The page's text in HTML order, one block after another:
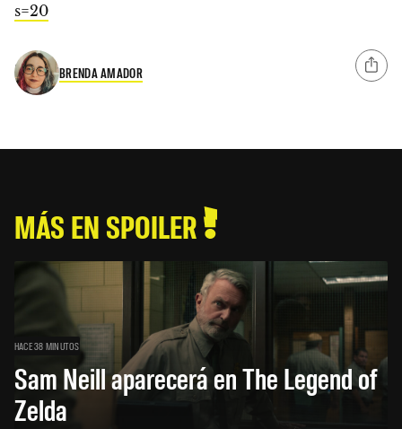
s=20
BRENDA AMADOR
MÁS EN SPOILER
HACE 38 MINUTOS
Sam Neill aparecerá en The Legend of
Zelda